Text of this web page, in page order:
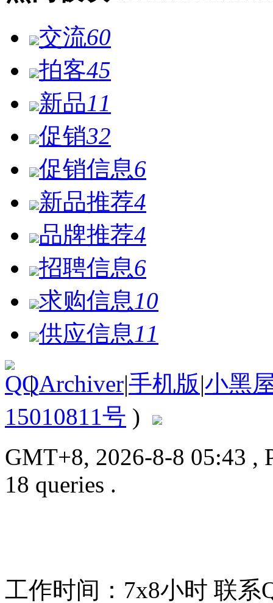
交流60
拍客45
新品11
促销32
促销信息6
新品推荐4
品牌推荐4
招聘信息6
求购信息 10
供应信息 11
| Archiver|手机版|小黑
15010811号 )
GMT+8, 2026-8-8 05:43 ,
18 queries .
工作时间：7x8小时 联系